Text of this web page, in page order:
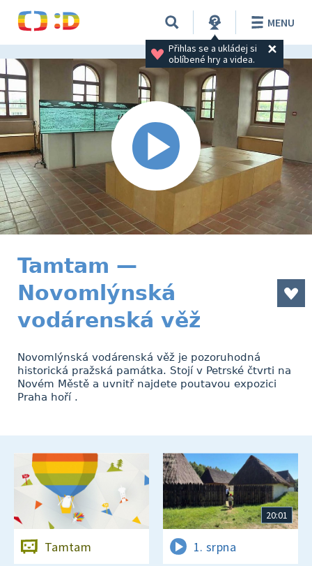
Přihlas se a ukládej si
oblíbené hry a videa.
MENU
Tamtam —
Novomlýnská
vodárenská věž
Novomlýnská vodárenská věž je pozoruhodná
historická pražská památka. Stojí v Petrské čtvrti na
Novém Městě a uvnitř najdete poutavou expozici
Praha hoří .
Tamtam
20:01
1. srpna